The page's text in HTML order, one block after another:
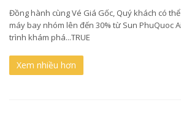
Đồng hành cùng Vé Giá Gốc, Quý khách có
máy bay nhóm lên đến 30% từ Sun PhuQuoc
trình khám phá...TRUE
Xem nhiều hơn